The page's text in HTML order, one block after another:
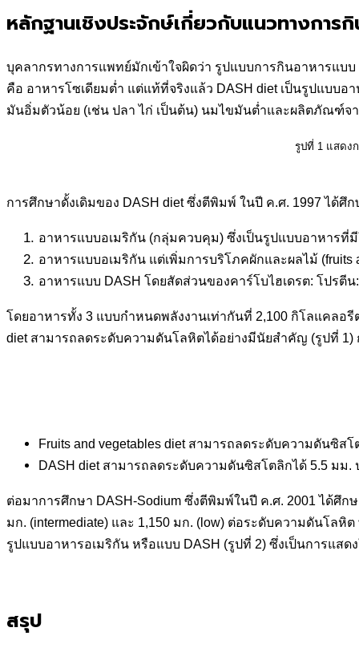
หลักฐานเชิงประจักษ์เกี่ยวกับแนวทางกา
บุคลากรทางการแพทย์มักเข้าใจผิดว่า รูปแบบการกินอาหารแบ
คือ อาหารโซเดียมต่ำ แต่แท้ที่จริงแล้ว DASH diet เป็นรูปแบบ
มันอิ่มตัวน้อย (เช่น ปลา ไก่ เป็นต้น) นมไขมันต่ำและผลิตภัณฑ์จ
รูปที่ 1 แสดง
การศึกษาดั้งเดิมของ DASH diet ซึ่งตีพิมพ์ ในปี ค.ศ. 1997 ได้
อาหารแบบอเมริกัน (กลุ่มควบคุม) ซึ่งเป็นรูปแบบอาหารที่
อาหารแบบอเมริกัน แต่เพิ่มการบริโภคผักและผลไม้
อาหารแบบ DASH โดยสัดส่วนของคาร์โบไฮเดรต: โปร
โดยอาหารทั้ง 3 แบบกำหนดพลังงานเท่ากันที่ 2,100 กิโลแคลอ
diet สามารถลดระดับความดันโลหิตได้อย่างมีนัยสำคัญ (รูปที่ 1)
Fruits and vegetables diet สามารถลดระดับความดันซิ
DASH diet สามารถลดระดับความดันซิสโตลิกได้ 5.5 ม
ต่อมาการศึกษา DASH-Sodium ซึ่งตีพิมพ์ในปี ค.ศ. 2001 ได้ศึก
มก. (intermediate) และ 1,150 มก. (low) ต่อระดับความดันโล
รูปแบบอาหารอเมริกัน หรือแบบ DASH (รูปที่ 2) ซึ่งเป็นการแส
สรุป